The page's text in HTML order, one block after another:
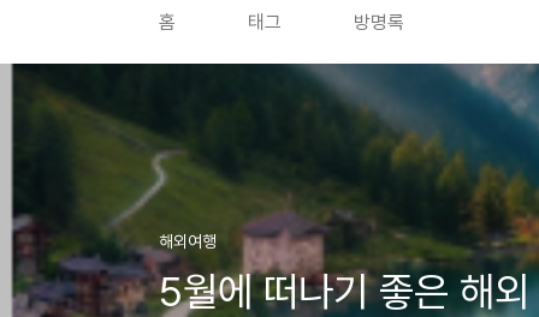
홈 태그 방명록
해외여행
5월에 떠나기 좋은 해